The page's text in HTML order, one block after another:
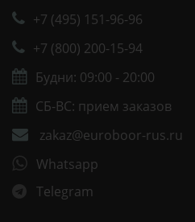
+7 (495) 151-96-96
+7 (800) 200-15-94
Будни: 09:00 - 20:00
СБ-ВС: прием заказов
zakaz@euroboor-rus.ru
Whatsapp
Telegram